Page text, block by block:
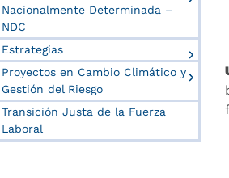
Nacionalmente Determinada –
NDC
Estrategias
Proyectos en Cambio Climático y
Gestión del Riesgo
Transición Justa de la Fuerza
Laboral